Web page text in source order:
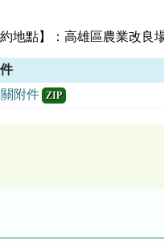
約地點】：高雄區農業改良
附件 ZIP